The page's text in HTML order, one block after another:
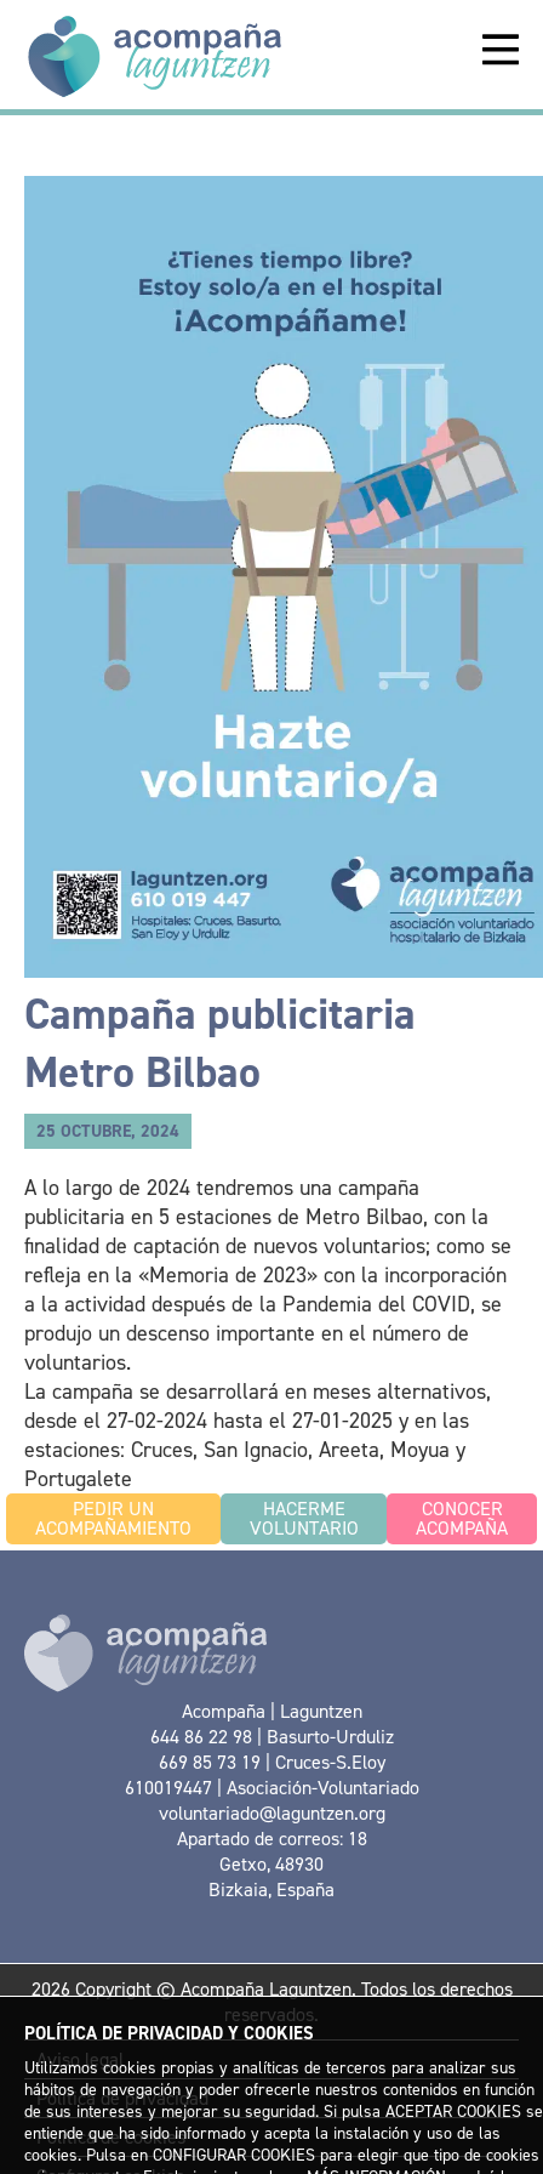
Campaña publicitaria
Metro Bilbao
25 OCTUBRE, 2024
A lo largo de 2024 tendremos una campaña
publicitaria en 5 estaciones de Metro Bilbao, con la
finalidad de captación de nuevos voluntarios; como se
refleja en la «Memoria de 2023» con la incorporación
a la actividad después de la Pandemia del COVID, se
produjo un descenso importante en el número de
voluntarios.
La campaña se desarrollará en meses alternativos,
desde el 27-02-2024 hasta el 27-01-2025 y en las
estaciones: Cruces, San Ignacio, Areeta, Moyua y
Portugalete
PEDIR UN
ACOMPAÑAMIENTO
HACERME
VOLUNTARIO
CONOCER
ACOMPAÑA
Acompaña | Laguntzen
644 86 22 98 | Basurto-Urduliz
669 85 73 19 | Cruces-S.Eloy
610019447 | Asociación-Voluntariado
voluntariado@laguntzen.org
Apartado de correos: 18
Getxo, 48930
Bizkaia, España
2026 Copyright © Acompaña Laguntzen. Todos los derechos
reservados.
Aviso legal
Política de privacidad
Política de cookies
POLÍTICA DE PRIVACIDAD Y COOKIES
Utilizamos cookies propias y analíticas de terceros para analizar sus
hábitos de navegación y poder ofrecerle nuestros contenidos en función
de sus intereses y mejorar su seguridad. Si pulsa ACEPTAR COOKIES se
entiende que ha sido informado y acepta la instalación y uso de las
cookies. Pulsa en CONFIGURAR COOKIES para elegir que tipo de cookies